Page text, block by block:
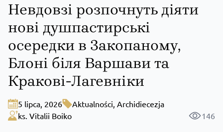
Невдовзі розпочнуть діяти
нові душпастирські
осередки в Закопаному,
Блоні біля Варшави та
Кракові-Лагевніки
5 lipca, 2026 Aktualności, Archidiecezja
ks. Vitalii Boiko
146